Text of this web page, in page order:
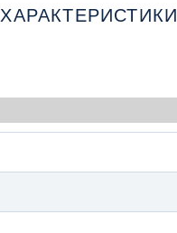
ХАРАКТЕРИСТИКИ